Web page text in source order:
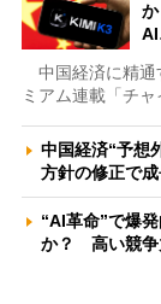
中国経済に精通
ミアム連載「チ
中国経済“予想
方針の修正で
“AI革命”で爆
か？ 高い競争